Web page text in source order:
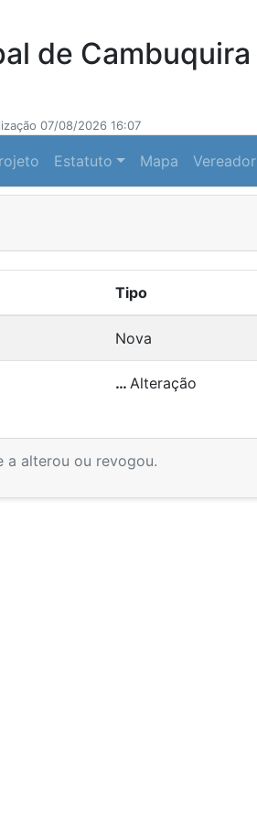
de Cambuquira
07/08/2026 16:07
Estatuto Mapa Vereador
Tipo
Nova
… Alteração
a alterou ou revogou.